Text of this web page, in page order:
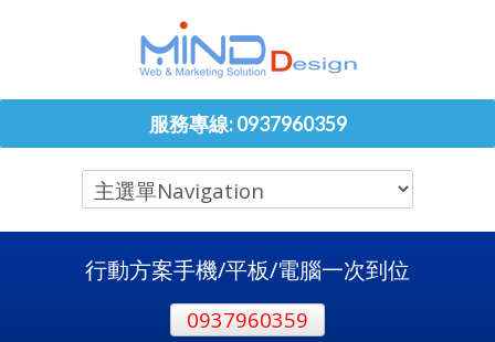
服務專線: 0937960359
行動方案手機/平板/電腦一次到位
0937960359